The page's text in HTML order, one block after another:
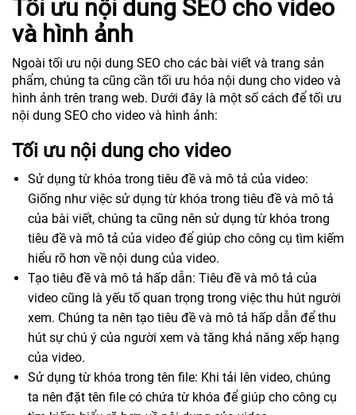
Tối ưu nội dung SEO cho video
và hình ảnh
Ngoài tối ưu nội dung SEO cho các bài viết và trang sản
phẩm, chúng ta cũng cần tối ưu hóa nội dung cho video và
hình ảnh trên trang web. Dưới đây là một số cách để tối ưu
nội dung SEO cho video và hình ảnh:
Tối ưu nội dung cho video
Sử dụng từ khóa trong tiêu đề và mô tả của video:
Giống như việc sử dụng từ khóa trong tiêu đề và mô tả
của bài viết, chúng ta cũng nên sử dụng từ khóa trong
tiêu đề và mô tả của video để giúp cho công cụ tìm kiếm
hiểu rõ hơn về nội dung của video.
Tạo tiêu đề và mô tả hấp dẫn: Tiêu đề và mô tả của
video cũng là yếu tố quan trọng trong việc thu hút người
xem. Chúng ta nên tạo tiêu đề và mô tả hấp dẫn để thu
hút sự chú ý của người xem và tăng khả năng xếp hạng
của video.
Sử dụng từ khóa trong tên file: Khi tải lên video, chúng
ta nên đặt tên file có chứa từ khóa để giúp cho công cụ